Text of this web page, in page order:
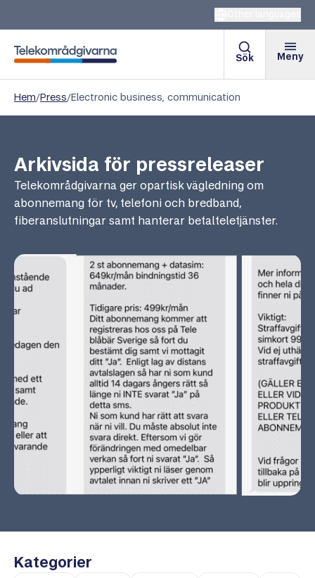
Telekområdgivarna
Sök Meny
Hem/Press/Electronic business, communication
Arkivsida för pressreleaser
Telekområdgivarna ger opartisk vägledning om
abonnemang för tv, telefoni och bredband,
fiberanslutningar samt hanterar betalteletjänster.
Kategorier